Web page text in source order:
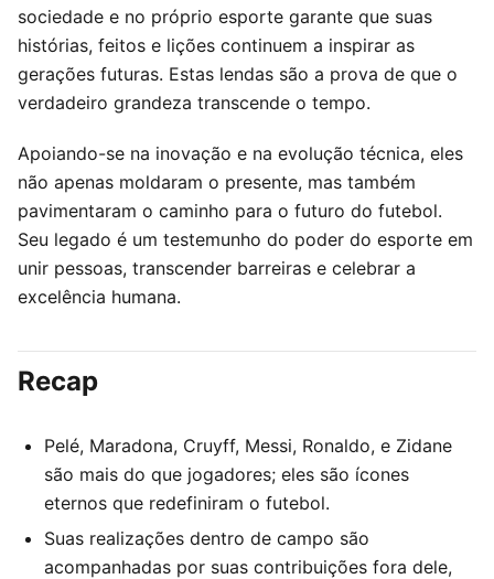
sociedade e no próprio esporte garante que suas
histórias, feitos e lições continuem a inspirar as
gerações futuras. Estas lendas são a prova de que o
verdadeiro grandeza transcende o tempo.
Apoiando-se na inovação e na evolução técnica, eles
não apenas moldaram o presente, mas também
pavimentaram o caminho para o futuro do futebol.
Seu legado é um testemunho do poder do esporte em
unir pessoas, transcender barreiras e celebrar a
excelência humana.
Recap
Pelé, Maradona, Cruyff, Messi, Ronaldo, e Zidane
são mais do que jogadores; eles são ícones
eternos que redefiniram o futebol.
Suas realizações dentro de campo são
acompanhadas por suas contribuições fora dele,